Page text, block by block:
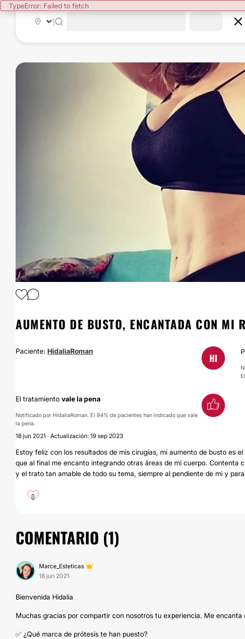
TypeError: Failed to fetch
AUMENTO DE BUSTO, ENCANTADA CON MI
Paciente: HidaliaRoman
HI
El tratamiento vale la pena
Notificado por HidaliaRoman. El 94% de pacientes han indicado que vale
la pena.
18 jun 2021 · Actualización: 19 sep 2023
Estoy feliz con los resultados de mis cirugías, mi aumento de busto es
que al final me encanto integrando otras áreas de mi cuerpo. Contenta
y el trato tan amable de todo su tema, siempre al pendiente de mi y
0
COMENTARIO (1)
Marce_Esteticas
18 jun 2021
Bienvenida Hidalia
Muchas gracias por compartir con nosotros tu experiencia. Me
✅ ¿Qué marca de prótesis te han puesto?